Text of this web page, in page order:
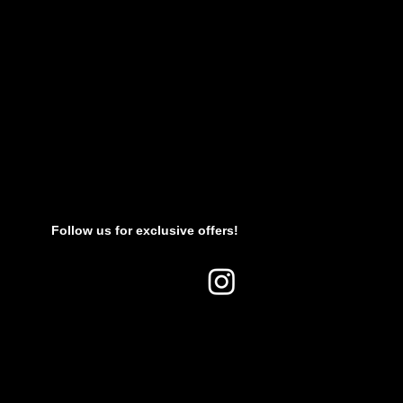
Follow us for exclusive offers!